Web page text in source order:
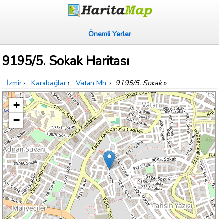
Önemli Yerler
9195/5. Sokak Haritası
İzmir › Karabağlar › Vatan Mh. › 9195/5. Sokak»
+
−